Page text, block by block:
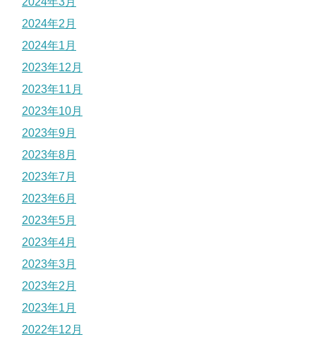
2024年2月
2024年1月
2023年12月
2023年11月
2023年10月
2023年9月
2023年8月
2023年7月
2023年6月
2023年5月
2023年4月
2023年3月
2023年2月
2023年1月
2022年12月